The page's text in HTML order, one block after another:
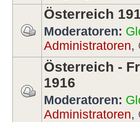
Österreich
Moderatoren:
Administratoren,
Österreich -
1916
Moderatoren:
Administratoren,